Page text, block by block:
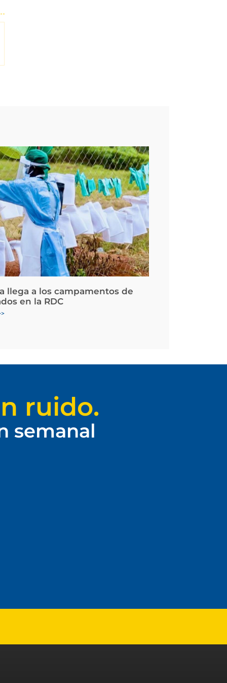
llega a los campamentos de
en la RDC
ruido.
semanal